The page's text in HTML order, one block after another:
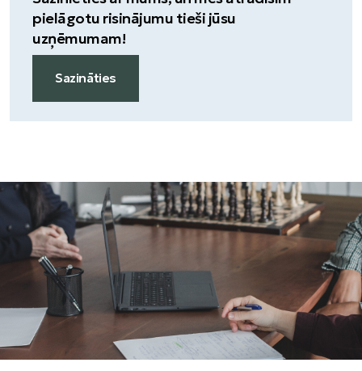
pielāgotu risinājumu tieši jūsu
uzņēmumam!
Sazināties